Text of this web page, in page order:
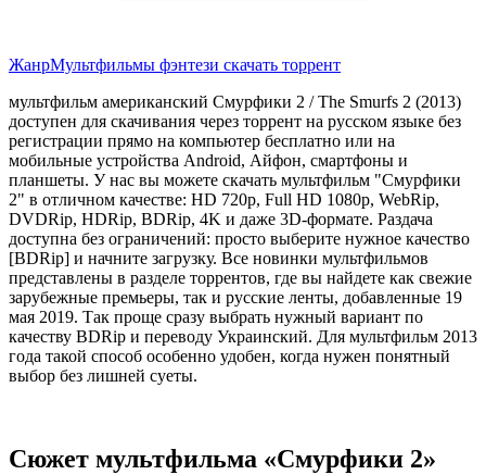
ЖанрМультфильмы фэнтези скачать торрент
мультфильм американский Смурфики 2 / The Smurfs 2 (2013)
доступен для скачивания через торрент на русском языке без
регистрации прямо на компьютер бесплатно или на
мобильные устройства Android, Айфон, смартфоны и
планшеты. У нас вы можете скачать мультфильм "Смурфики
2" в отличном качестве: HD 720p, Full HD 1080p, WebRip,
DVDRip, HDRip, BDRip, 4K и даже 3D-формате. Раздача
доступна без ограничений: просто выберите нужное качество
[BDRip] и начните загрузку. Все новинки мультфильмов
представлены в разделе торрентов, где вы найдете как свежие
зарубежные премьеры, так и русские ленты, добавленные 19
мая 2019. Так проще сразу выбрать нужный вариант по
качеству BDRip и переводу Украинский. Для мультфильм 2013
года такой способ особенно удобен, когда нужен понятный
выбор без лишней суеты.
Сюжет мультфильма «Смурфики 2»